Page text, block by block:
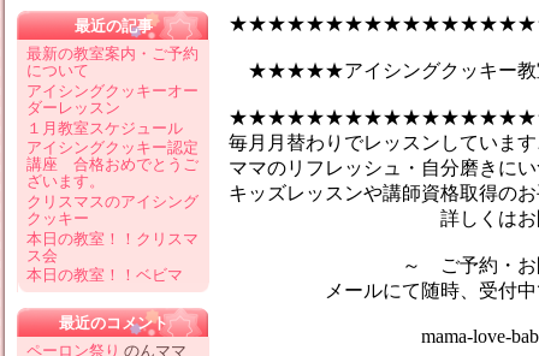
★★★★★アイシングクッキー
毎月月替わりでレッスンしていま
ママのリフレッシュ・自分磨きに
キッズレッスンや講師資格取得の
詳しくはお問合せ
～ ご予約・お問い
メールにて随時、受付中で
mama-love-
最近の記事
最新の教室案内・ご予約
について
アイシングクッキーオー
ダーレッスン
１月教室スケジュール
アイシングクッキー認定
講座 合格おめでとうご
ざいます。
クリスマスのアイシング
クッキー
本日の教室！！クリスマ
ス会
本日の教室！！ベビマ
最近のコメント
ペーロン祭り のんママ